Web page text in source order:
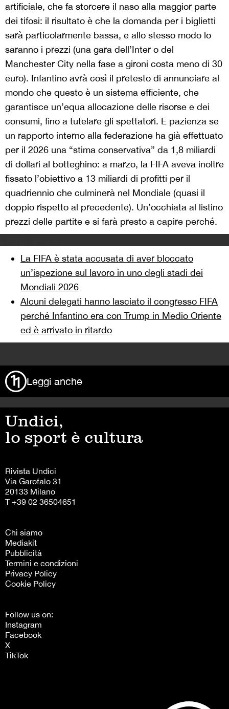
artificiale, che fa storcere il naso alla maggior parte
dei tifosi: il risultato è che la domanda per i biglietti
sarà particolarmente bassa, e allo stesso modo lo
saranno i prezzi (una gara dell’Inter o del
Manchester City nella fase a gironi costa meno di 30
euro). Infantino avrà così il pretesto di annunciare al
mondo che questo è un sistema efficiente, che
garantisce un’equa allocazione delle risorse e dei
consumi, fino a tutelare gli spettatori. E pazienza se
un rapporto interno alla federazione ha già effettuato
per il 2026 una “stima conservativa” da 1,8 miliardi
di dollari al botteghino: a marzo, la FIFA aveva inoltre
fissato l’obiettivo a 13 miliardi di profitti per il
quadriennio che culminerà nel Mondiale (quasi il
doppio rispetto al precedente). Un’occhiata al listino
prezzi delle partite e si farà presto a capire perché.
La FIFA è stata accusata di aver bloccato
un’ispezione sul lavoro in uno degli stadi dei
Mondiali 2026
Alcuni delegati hanno lasciato il congresso FIFA
perché Infantino era con Trump in Medio Oriente
ed è arrivato in ritardo
Leggi anche
Undici,
lo sport è cultura
Rivista Undici
Via Garofalo 31
20133 Milano
T +39 02 36504651
Chi siamo
Mediakit
Pubblicità
Termini e condizioni
Privacy Policy
Cookie Policy
Follow us on:
Instagram
Facebook
X
TikTok